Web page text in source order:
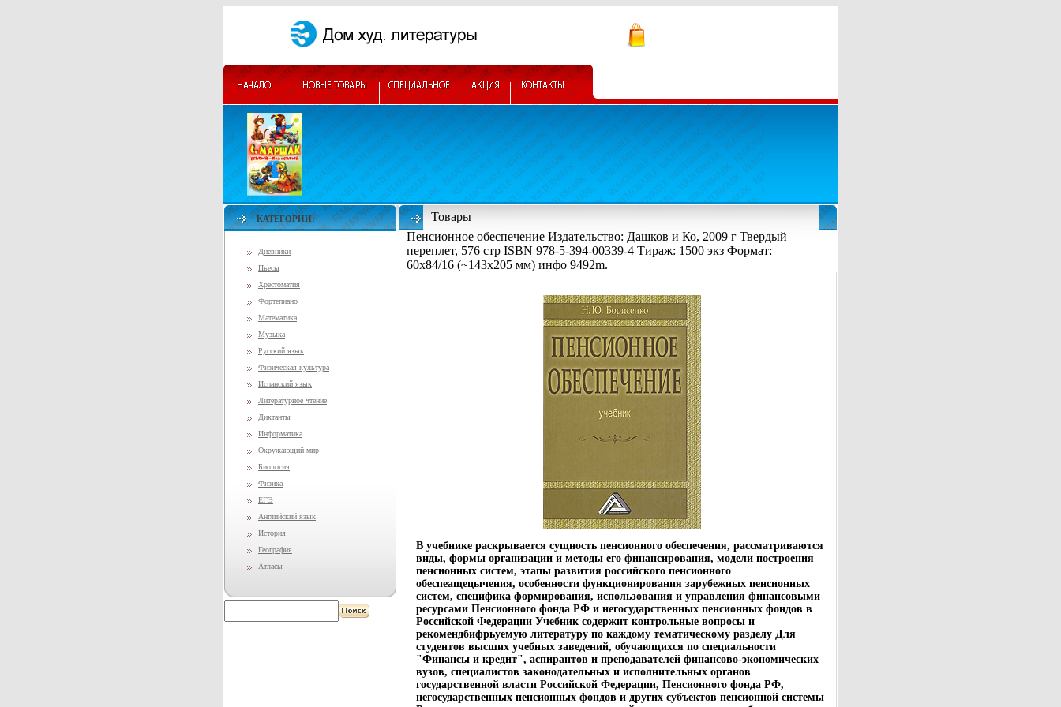
КАТЕГОРИИ:
Дневники
Пьесы
Хрестоматия
Фортепиано
Математика
Музыка
Русский язык
Физическая культура
Испанский язык
Литературное чтение
Диктанты
Информатика
Окружающий мир
Биология
Физика
ЕГЭ
Английский язык
История
География
Атласы
Товары
Пенсионное обеспечение Издательство: Дашков и Ко, 2009 г Твердый
переплет, 576 стр ISBN 978-5-394-00339-4 Тираж: 1500 экз Формат:
60x84/16 (~143х205 мм) инфо 9492m.
В учебнике раскрывается сущность пенсионного обеспечения, рассматриваются
виды, формы организации и методы его финансирования, модели построения
пенсионных систем, этапы развития российского пенсионного
обеспеащецычения, особенности функционирования зарубежных пенсионных
систем, специфика формирования, использования и управления финансовыми
ресурсами Пенсионного фонда РФ и негосударственных пенсионных фондов в
Российской Федерации Учебник содержит контрольные вопросы и
рекомендбифрьуемую литературу по каждому тематическому разделу Для
студентов высших учебных заведений, обучающихся по специальности
"Финансы и кредит", аспирантов и преподавателей финансово-экономических
вузов, специалистов законодательных и исполнительных органов
государственной власти Российской Федерации, Пенсионного фонда РФ,
негосударственных пенсионных фондов и других субъектов пенсионной системы